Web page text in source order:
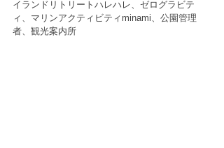
イランドリトリートハレハレ、ゼログラビテ
ィ、マリンアクティビティminami、公園管理
者、観光案内所